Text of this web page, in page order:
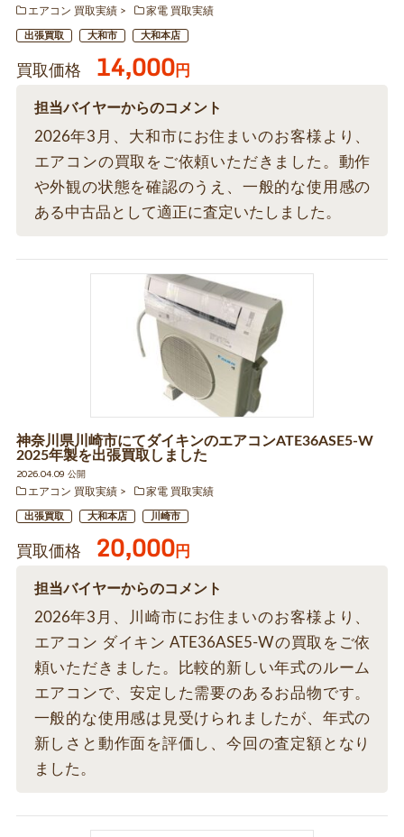
エアコン 買取実績
家電 買取実績
出張買取 大和市 大和本店
買取価格 14,000円
担当バイヤーからのコメント
2026年3月、大和市にお住まいのお客様より、
エアコンの買取をご依頼いただきました。動作
や外観の状態を確認のうえ、一般的な使用感の
ある中古品として適正に査定いたしました。
神奈川県川崎市にてダイキンのエアコンATE36ASE5-W
2025年製を出張買取しました
2026.04.09 公開
エアコン 買取実績
家電 買取実績
出張買取 大和本店 川崎市
買取価格 20,000円
担当バイヤーからのコメント
2026年3月、川崎市にお住まいのお客様より、
エアコン ダイキン ATE36ASE5-Wの買取をご依
頼いただきました。比較的新しい年式のルーム
エアコンで、安定した需要のあるお品物です。
一般的な使用感は見受けられましたが、年式の
新しさと動作面を評価し、今回の査定額となり
ました。